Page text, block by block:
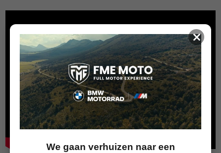
×
We gaan verhuizen naar een